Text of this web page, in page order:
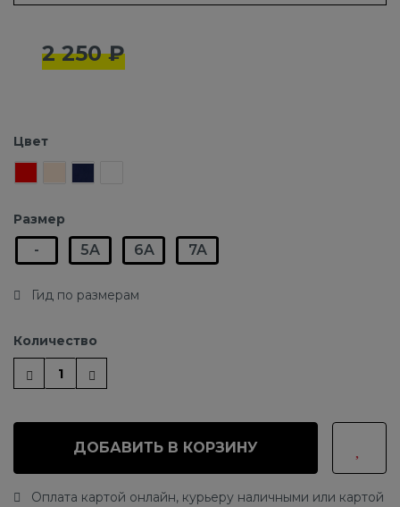
2 250 ₽
Цвет
Размер
- 5A 6A 7A
Гид по размерам
Количество
ДОБАВИТЬ В КОРЗИНУ
Оплата картой онлайн, курьеру наличными или картой